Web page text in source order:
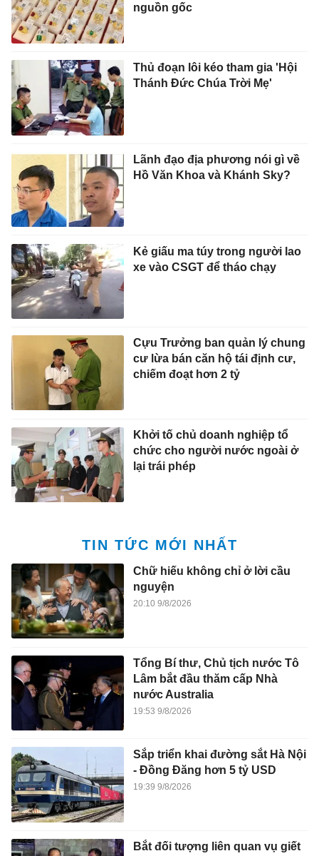
nguồn gốc
Thủ đoạn lôi kéo tham gia 'Hội
Thánh Đức Chúa Trời Mẹ'
Lãnh đạo địa phương nói gì về
Hồ Văn Khoa và Khánh Sky?
Kẻ giấu ma túy trong người lao
xe vào CSGT để tháo chạy
Cựu Trưởng ban quản lý chung
cư lừa bán căn hộ tái định cư,
chiếm đoạt hơn 2 tỷ
Khởi tố chủ doanh nghiệp tổ
chức cho người nước ngoài ở
lại trái phép
TIN TỨC MỚI NHẤT
Chữ hiếu không chỉ ở lời cầu
nguyện
20:10 9/8/2026
Tổng Bí thư, Chủ tịch nước Tô
Lâm bắt đầu thăm cấp Nhà
nước Australia
19:53 9/8/2026
Sắp triển khai đường sắt Hà Nội
- Đồng Đăng hơn 5 tỷ USD
19:39 9/8/2026
Bắt đối tượng liên quan vụ giết